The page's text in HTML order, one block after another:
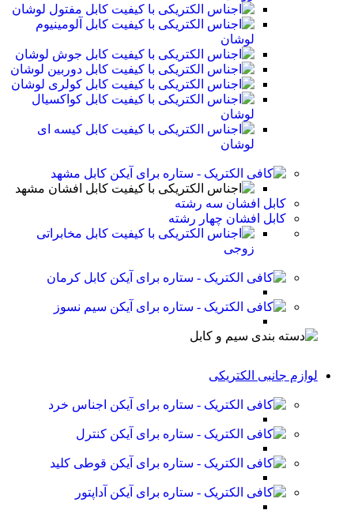
کابل مفتول لوشان
کابل آلومینیوم
لوشان
کابل جوش لوشان
کابل دوربین لوشان
کابل کولری لوشان
کابل کواکسیال
لوشان
کابل کیسه ای
لوشان
کابل مشهد
کابل افشان مشهد
کابل افشان سه رشته
کابل افشان چهار رشته
کابل مخابراتی
زوجی
کابل کرمان
سیم نسوز
لوازم جانبی الکتریکی
اجناس خرد
کنترل
قوطی کلید
آداپتور